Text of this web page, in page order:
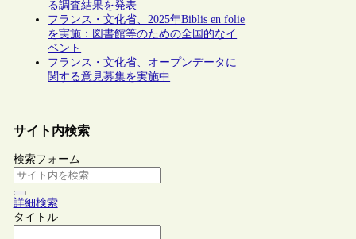
る調査結果を発表
フランス・文化省、2025年Biblis en folie
を実施：図書館等のための全国的なイ
ベント
フランス・文化省、オープンデータに
関する意見募集を実施中
サイト内検索
検索フォーム
詳細検索
タイトル